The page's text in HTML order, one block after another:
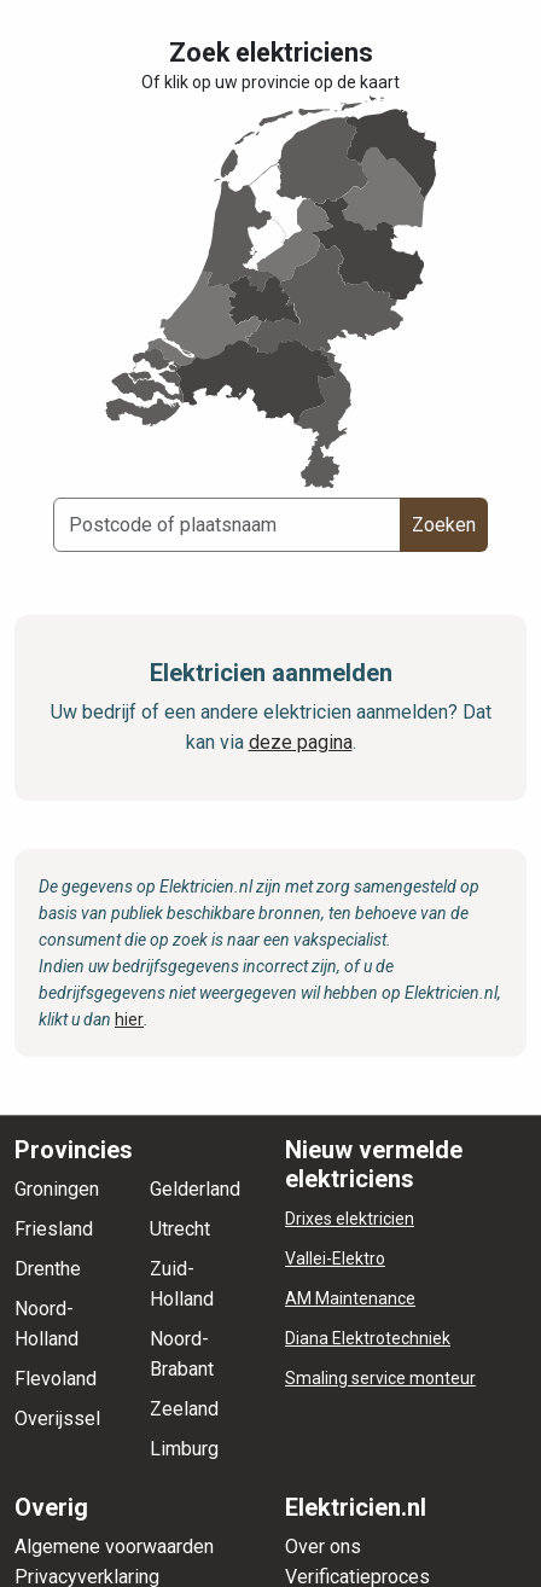
Zoek elektriciens
Of klik op uw provincie op de kaart
Zoeken
Elektricien aanmelden
Uw bedrijf of een andere elektricien aanmelden? Dat
kan via deze pagina.
De gegevens op Elektricien.nl zijn met zorg samengesteld op
basis van publiek beschikbare bronnen, ten behoeve van de
consument die op zoek is naar een vakspecialist.
Indien uw bedrijfsgegevens incorrect zijn, of u de
bedrijfsgegevens niet weergegeven wil hebben op Elektricien.nl,
klikt u dan hier
Provincies
Groningen
Friesland
Drenthe
Noord-
Holland
Flevoland
Overijssel
Gelderland
Utrecht
Zuid-
Holland
Noord-
Brabant
Zeeland
Limburg
Nieuw vermelde
elektriciens
Drixes elektricien
Vallei-Elektro
AM Maintenance
Diana Elektrotechniek
Smaling service monteur
Overig
Algemene voorwaarden
Privacyverklaring
Elektricien.nl
Over ons
Verificatieproces